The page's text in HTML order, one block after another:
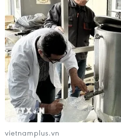
Xem
CƠ QUAN CHỦ QUẢN: THÔNG TẤN XÃ
Tổng Biên tập: TRẦN TIẾN DUẨN
vietnamplus.vn